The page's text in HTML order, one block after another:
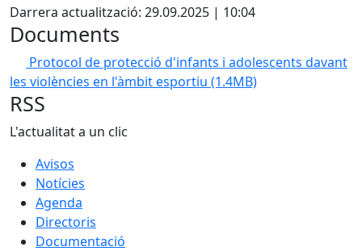
Darrera actualització: 29.09.2025 | 10:04
Documents
Protocol de protecció d'infants i adolescents davant
les violències en l'àmbit esportiu (1.4MB)
RSS
L'actualitat a un clic
Avisos
Notícies
Agenda
Directoris
Documentació